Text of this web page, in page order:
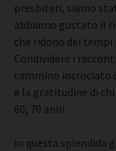
presbiteri, siamo
abbiamo gustato il
che ridono dei tempi
Condividere i
cammino incrociato
e la gratitudine di
60, 70 anni.
In questa splendida